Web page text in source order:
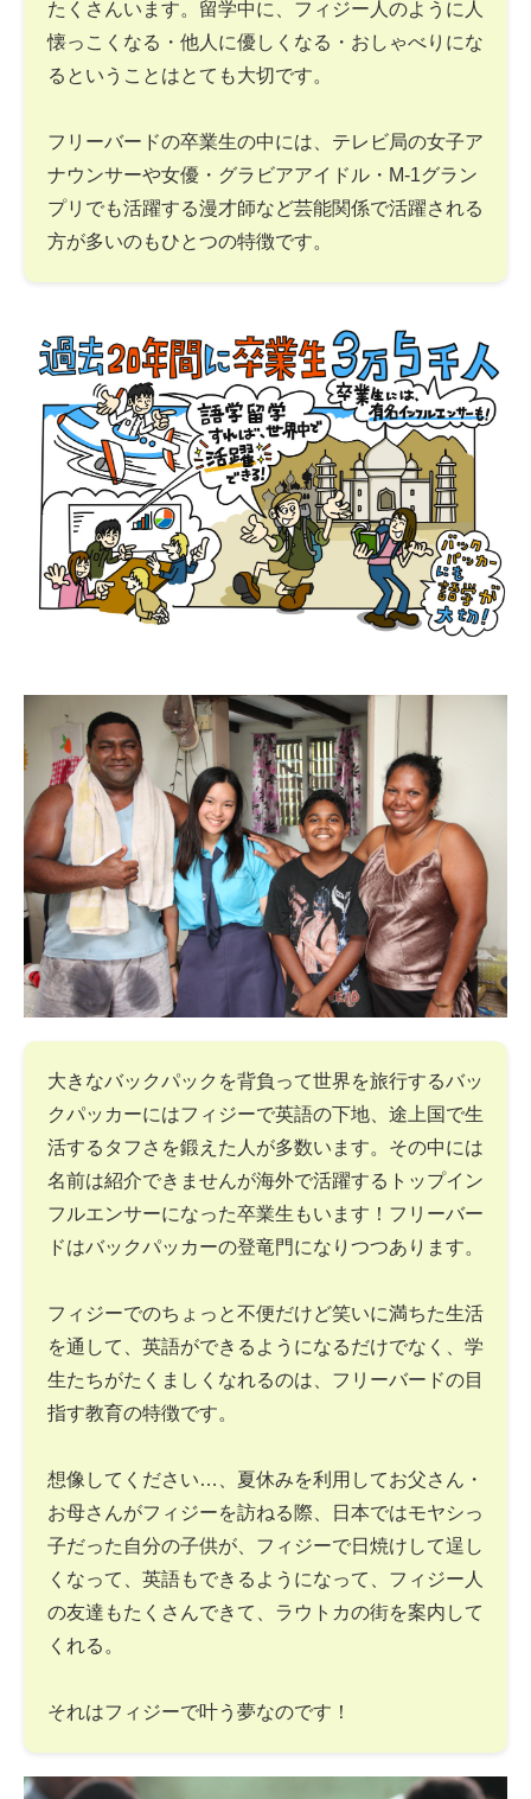
たくさんいます。留学中に、フィジー人のように人
懐っこくなる・他人に優しくなる・おしゃべりにな
るということはとても大切です。
フリーバードの卒業生の中には、テレビ局の女子ア
ナウンサーや女優・グラビアアイドル・M-1グラン
プリでも活躍する漫才師など芸能関係で活躍される
方が多いのもひとつの特徴です。
大きなバックパックを背負って世界を旅行するバッ
クパッカーにはフィジーで英語の下地、途上国で生
活するタフさを鍛えた人が多数います。その中には
名前は紹介できませんが海外で活躍するトップイン
フルエンサーになった卒業生もいます！フリーバー
ドはバックパッカーの登竜門になりつつあります。
フィジーでのちょっと不便だけど笑いに満ちた生活
を通して、英語ができるようになるだけでなく、学
生たちがたくましくなれるのは、フリーバードの目
指す教育の特徴です。
想像してください…、夏休みを利用してお父さん・
お母さんがフィジーを訪ねる際、日本ではモヤシっ
子だった自分の子供が、フィジーで日焼けして逞し
くなって、英語もできるようになって、フィジー人
の友達もたくさんできて、ラウトカの街を案内して
くれる。
それはフィジーで叶う夢なのです！